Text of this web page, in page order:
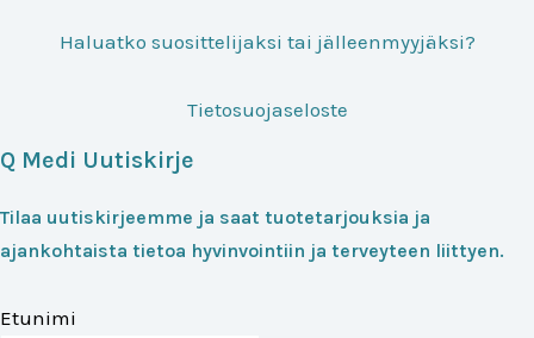
Haluatko suosittelijaksi tai jälleenmyyjäksi?
Tietosuojaseloste
Q Medi Uutiskirje
Tilaa uutiskirjeemme ja saat tuotetarjouksia ja
ajankohtaista tietoa hyvinvointiin ja terveyteen liittyen.
Etunimi